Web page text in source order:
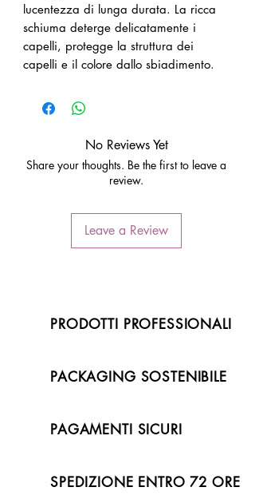
lucentezza di lunga durata. La ricca
schiuma deterge delicatamente i
capelli, protegge la struttura dei
capelli e il colore dallo sbiadimento.
No Reviews Yet
Share your thoughts. Be the first to leave a
review.
Leave a Review
PRODOTTI PROFESSIONALI
PACKAGING SOSTENIBILE
PAGAMENTI SICURI
SPEDIZIONE ENTRO 72 ORE